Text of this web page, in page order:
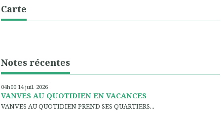
Carte
Notes récentes
04h00 14 juil. 2026
VANVES AU QUOTIDIEN EN VACANCES
VANVES AU QUOTIDIEN PREND SES QUARTIERS...